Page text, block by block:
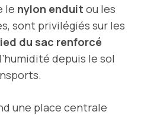
le nylon enduit ou les
sont privilégiés sur les
du sac renforcé
depuis le sol
une place centrale